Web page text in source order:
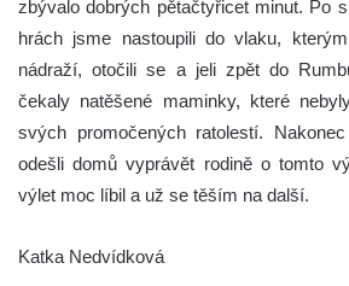
zbývalo dobrých pětačtyřicet minut. Po
hrách jsme nastoupili do vlaku,
nádraží, otočili se a jeli zpět do
čekaly natěšené maminky, které
svých promočených ratolestí.
odešli domů vyprávět rodině o tomto
výlet moc líbil a už se těším na další.
Katka Nedvídková